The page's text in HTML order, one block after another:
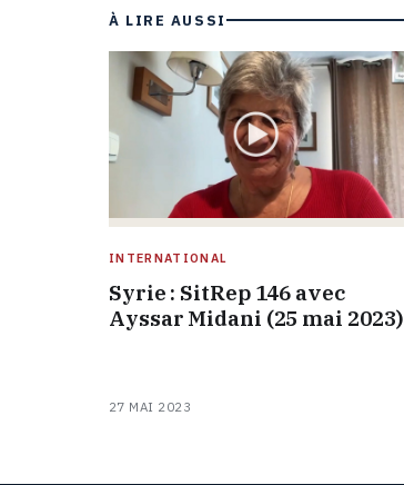
À LIRE AUSSI
INTERNATIONAL
Syrie : SitRep 146 avec
Ayssar Midani (25 mai 2023)
27 MAI 2023